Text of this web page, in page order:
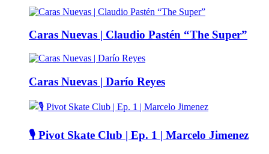
Caras Nuevas | Claudio Pastén “The Super”
Caras Nuevas | Darío Reyes
🎙️ Pivot Skate Club | Ep. 1 | Marcelo Jimenez